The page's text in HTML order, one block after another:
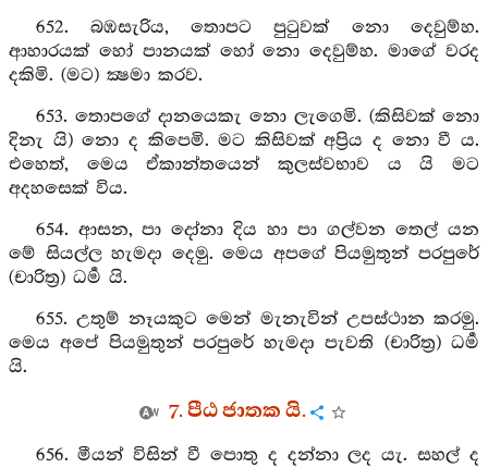
652. බඹසැරිය, තොපට පුටුවක් නො දෙවුම්හ.
ආහාරයක් හෝ පානයක් හෝ නො දෙවුම්හ. මාගේ වරද
දකිමි. (මට) ක්‍ෂමා කරව.
653. තොපගේ දානයෙකැ නො ලැගෙමි. (කිසිවක් නො
දිනැ යි) නො ද කිපෙමි. මට කිසිවක් අප්‍රිය ද නො වී ය.
එහෙත්, මෙය ඒකාන්තයෙන් කුලස්වභාව ය යි මට
අදහසෙක් විය.
654. ආසන, පා දෝනා දිය හා පා ගල්වන තෙල් යන
මේ සියල්ල හැමදා දෙමු. මෙය අපගේ පියමුතුන් පරපුරේ
(චාරිත්‍ර) ධර්‍ම යි.
655. උතුම් නෑයකුට මෙන් මැනැවින් උපස්ථාන කරමු.
මෙය අපේ පියමුතුන් පරපුරේ හැමදා පැවති (චාරිත්‍ර) ධර්‍ම
යි.
7. පීඨ ජාතක යි.
656. මීයන් විසින් වී පොතු ද දන්නා ලද යැ. සහල් ද